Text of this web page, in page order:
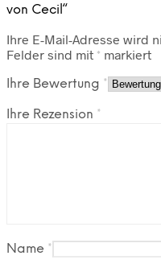
von Cecil“
Ihre E-Mail-Adresse wird
Felder sind mit * markiert
Ihre Bewertung *
Ihre Rezension *
Name *